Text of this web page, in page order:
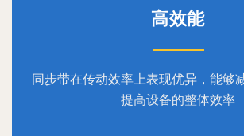
高效能
同步带在传动效率上表现优异，能够
提高设备的整体效率